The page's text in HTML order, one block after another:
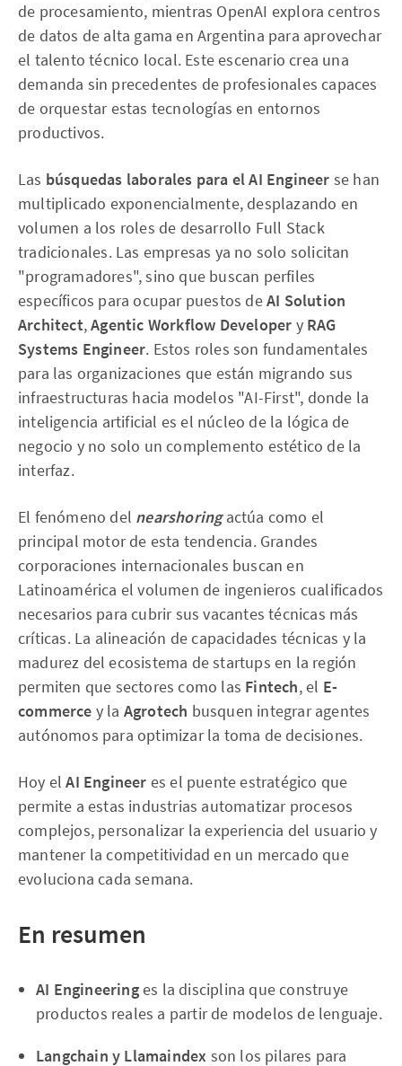
de procesamiento, mientras OpenAI explora centros
de datos de alta gama en Argentina para aprovechar
el talento técnico local. Este escenario crea una
demanda sin precedentes de profesionales capaces
de orquestar estas tecnologías en entornos
productivos.
Las búsquedas laborales para el AI Engineer se han
multiplicado exponencialmente, desplazando en
volumen a los roles de desarrollo Full Stack
tradicionales. Las empresas ya no solo solicitan
"programadores", sino que buscan perfiles
específicos para ocupar puestos deAI Solution
Architect,Agentic Workflow Developer y RAG
Systems Engineer. Estos roles son fundamentales
para las organizaciones que están migrando sus
infraestructuras hacia modelos "AI-First", donde la
inteligencia artificial es el núcleo de la lógica de
negocio y no solo un complemento estético de la
interfaz.
El fenómeno del nearshoring actúa como el
principal motor de esta tendencia. Grandes
corporaciones internacionales buscan en
Latinoamérica el volumen de ingenieros cualificados
necesarios para cubrir sus vacantes técnicas más
críticas. La alineación de capacidades técnicas y la
madurez del ecosistema de startups en la región
permiten que sectores como las Fintech, el E-
commerce y la Agrotech busquen integrar agentes
autónomos para optimizar la toma de decisiones.
Hoy elAI Engineer es el puente estratégico que
permite a estas industrias automatizar procesos
complejos, personalizar la experiencia del usuario y
mantener la competitividad en un mercado que
evoluciona cada semana.
En resumen
AI Engineeringes la disciplina que construye
productos reales a partir de modelos de lenguaje.
Langchain y Llamaindex son los pilares para